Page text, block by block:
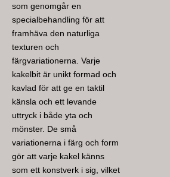
som genomgår en
specialbehandling för att
framhäva den naturliga
texturen och
färgvariationerna. Varje
kakelbit är unikt formad och
kavlad för att ge en taktil
känsla och ett levande
uttryck i både yta och
mönster. De små
variationerna i färg och form
gör att varje kakel känns
som ett konstverk i sig, vilket